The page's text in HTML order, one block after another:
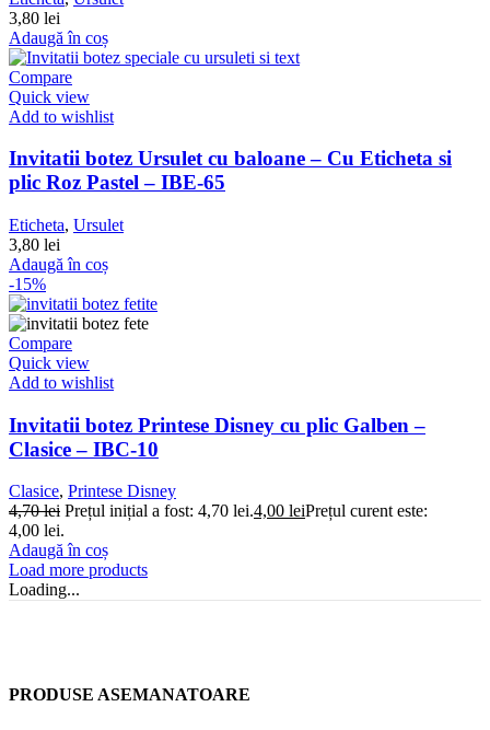
3,80 lei
Adaugă în coș
Compare
Quick view
Add to wishlist
Invitatii botez Ursulet cu baloane – Cu Eticheta si
plic Roz Pastel – IBE-65
Eticheta, Ursulet
3,80 lei
Adaugă în coș
-15%
Compare
Quick view
Add to wishlist
Invitatii botez Printese Disney cu plic Galben –
Clasice – IBC-10
Clasice, Printese Disney
4,70lei Prețul inițial a fost: 4,70 lei.4,00 leiPrețul curent este:
4,00 lei.
Adaugă în coș
Load more products
Loading...
PRODUSE ASEMANATOARE